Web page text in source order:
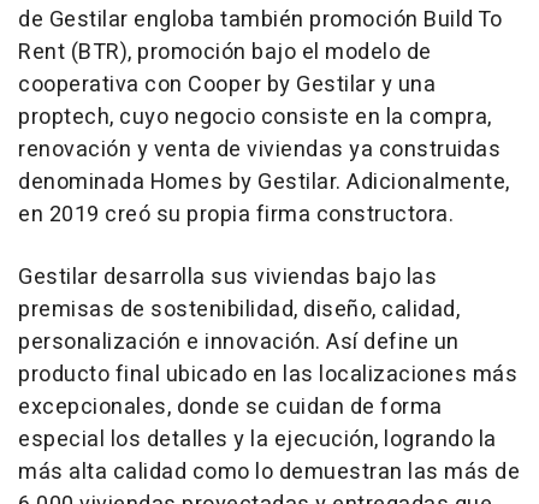
de Gestilar engloba también promoción Build To
Rent (BTR), promoción bajo el modelo de
cooperativa con Cooper by Gestilar y una
proptech, cuyo negocio consiste en la compra,
renovación y venta de viviendas ya construidas
denominada Homes by Gestilar. Adicionalmente,
en 2019 creó su propia firma constructora.
Gestilar desarrolla sus viviendas bajo las
premisas de sostenibilidad, diseño, calidad,
personalización e innovación. Así define un
producto final ubicado en las localizaciones más
excepcionales, donde se cuidan de forma
especial los detalles y la ejecución, logrando la
más alta calidad como lo demuestran las más de